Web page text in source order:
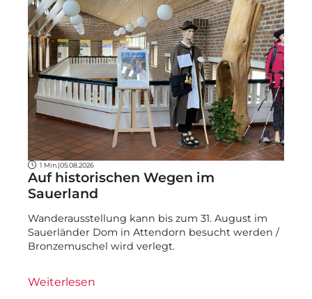
1 Min. |05.08.2026
Auf historischen Wegen im
Sauerland
Wanderausstellung kann bis zum 31. August im
Sauerländer Dom in Attendorn besucht werden /
Bronzemuschel wird verlegt.
Weiterlesen